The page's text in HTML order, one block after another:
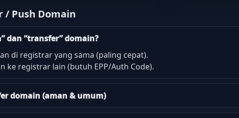
/ Push Domain
dan “transfer” domain?
di registrar yang sama (paling cepat).
ke registrar lain (butuh EPP/Auth Code).
domain (aman & umum)